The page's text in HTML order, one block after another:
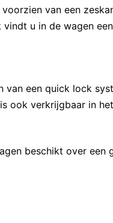
van een
u in de wagen
een quick lock
ook verkrijgbaar in
beschikt over een